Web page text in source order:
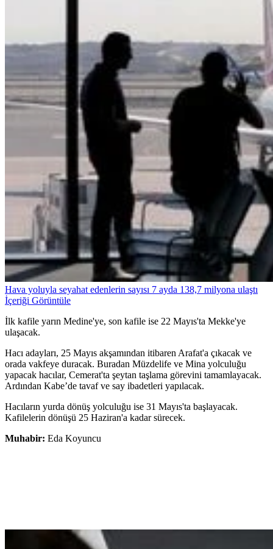
Hava yoluyla seyahat edenlerin sayısı 7 ayda 138,7 milyona ulaştı
İçeriği Görüntüle
İlk kafile yarın Medine'ye, son kafile ise 22 Mayıs'ta Mekke'ye
ulaşacak.
Hacı adayları, 25 Mayıs akşamından itibaren Arafat'a çıkacak ve
orada vakfeye duracak. Buradan Müzdelife ve Mina yolculuğu
yapacak hacılar, Cemerat'ta şeytan taşlama görevini tamamlayacak.
Ardından Kabe’de tavaf ve say ibadetleri yapılacak.
Hacıların yurda dönüş yolculuğu ise 31 Mayıs'ta başlayacak.
Kafilelerin dönüşü 25 Haziran'a kadar sürecek.
Muhabir: Eda Koyuncu